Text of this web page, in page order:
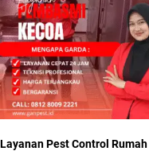
Layanan Pest Control Rumah